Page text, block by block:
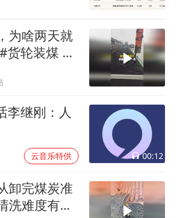
515220）
为啥两天就
货轮装煤 #
李继刚：人
云音乐特供 00:12
卸完煤炭准
洗难度有多